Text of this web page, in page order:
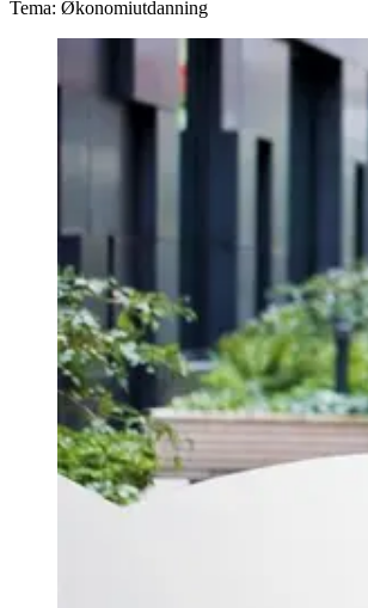
Tema: Økonomiutdanning